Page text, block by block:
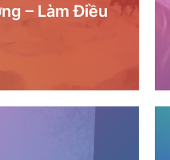
– Làm Điều